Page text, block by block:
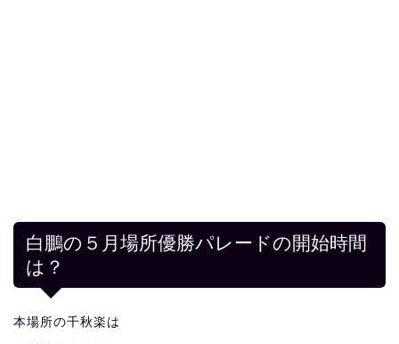
白鵬の５月場所優勝パレードの開始時間
は？
本場所の千秋楽は